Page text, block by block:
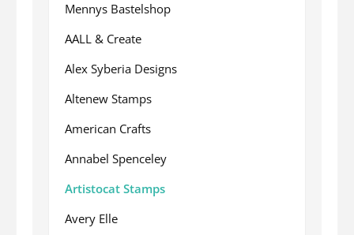
Mennys Bastelshop
AALL & Create
Alex Syberia Designs
Altenew Stamps
American Crafts
Annabel Spenceley
Artistocat Stamps
Avery Elle